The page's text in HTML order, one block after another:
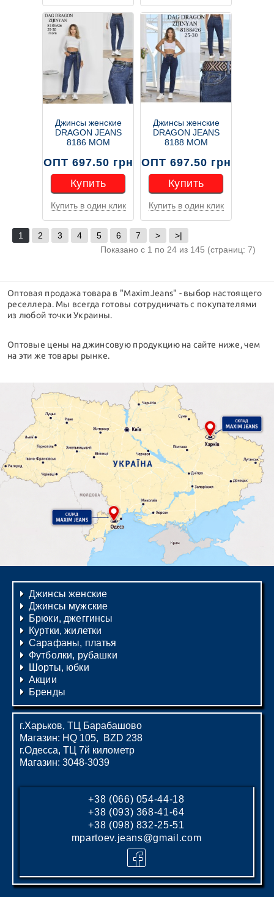
Купить Купить
Джинсы женские
DRAGON JEANS
8186 МОМ
ОПТ 697.50 грн
Купить
Купить
Купить в один клик
Джинсы женские
DRAGON JEANS
8188 МОМ
ОПТ 697.50 грн
Купить
Купить
Купить в один клик
1 2 3 4 5 6 7 >
>|
Показано с 1 по 24 из 145 (страниц: 7)
Оптовая продажа товара в "MaximJeans" - выбор настоящего
реселлера. Мы всегда готовы сотрудничать с покупателями
из любой точки Украины.
Оптовые цены на джинсовую продукцию на сайте ниже, чем
на эти же товары рынке.
Джинсы женские
Джинсы мужские
Брюки, джеггинсы
Куртки, жилетки
Сарафаны, платья
Футболки, рубашки
Шорты, юбки
Акции
Бренды
г.Харьков, ТЦ Барабашово
Магазин: HQ 105, BZD 238
г.Одесса, ТЦ 7й километр
Магазин: 3048-3039
+38 (066) 054-44-18
+38 (093) 368-41-64
+38 (098) 832-25-51
mpartoev.jeans@gmail.com